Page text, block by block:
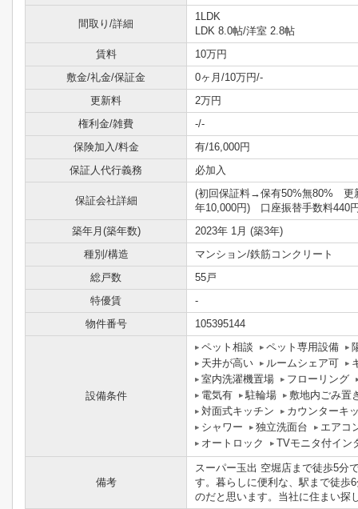
間取り/詳細
1LDK
LDK 8.0帖/洋室 2.8帖
賃料
10万円
敷金/礼金/保証金
0ヶ月/10万円/-
更新料
2万円
権利金/雑費
-/-
保険加入/料金
有/16,000円
保証人代行義務
必加入
保証会社詳細
(初回保証料→保有50%無80% 更
年10,000円) 口座振替手数料440
築年月(築年数)
2023年 1月 (築3年)
種別/構造
マンション/鉄筋コンクリート
総戸数
55戸
特優賃
-
物件番号
105395144
設備条件
ペット相談 ペット専用設備
天井が高い
ルームシェア可
室内洗濯機置場
フローリング
電気有
駐輪場
敷地内ごみ置
対面式キッチン
カウンターキ
シャワー
独立洗面台
エアコ
オートロック
TVモニタ付イン
備考
スーパー玉出 空堀店まで徒歩5分
す。暮らしに便利な、駅まで徒歩
のだと思います。当社に住まい探